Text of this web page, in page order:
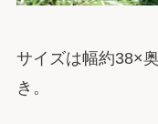
サイズは幅約38×
き。